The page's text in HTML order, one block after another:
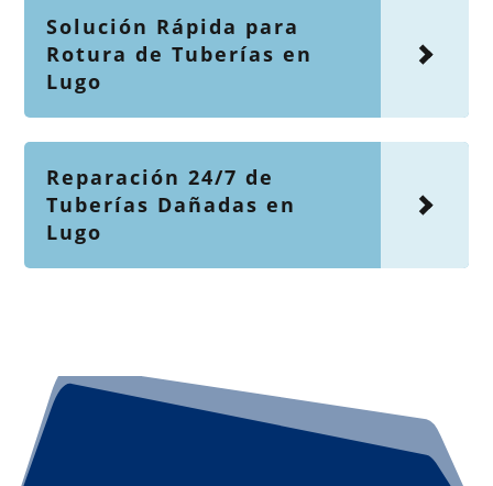
Solución Rápida para
Rotura de Tuberías en
Lugo
Reparación 24/7 de
Tuberías Dañadas en
Lugo